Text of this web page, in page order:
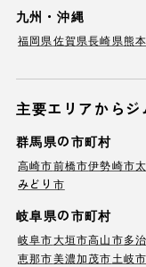
九州・沖縄
福岡県佐賀県長崎県熊
主要エリアからジ
群馬県の市町村
高崎市前橋市伊勢崎市
みどり市
岐阜県の市町村
岐阜市大垣市高山市多
恵那市美濃加茂市土岐